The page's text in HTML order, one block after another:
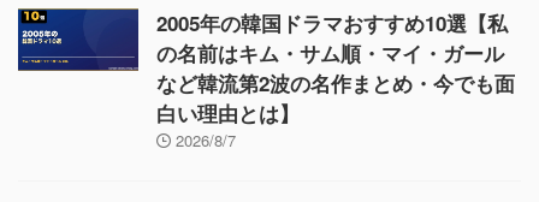
2005年の韓国ドラマおすすめ10選【私
の名前はキム・サム順・マイ・ガール
など韓流第2波の名作まとめ・今でも面
白い理由とは】
2026/8/7